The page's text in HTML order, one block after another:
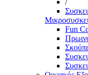
/
Fun